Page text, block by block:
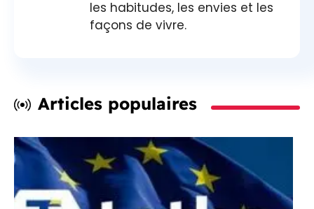
les habitudes, les envies et les
façons de vivre.
Articles populaires